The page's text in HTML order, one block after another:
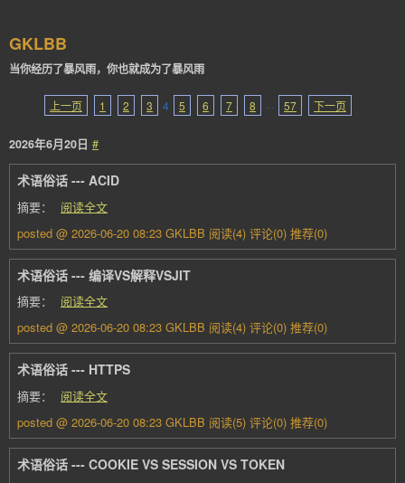
GKLBB
当你经历了暴风雨，你也就成为了暴风雨
上一页 1 2 3 4 5 6 7 8 ··· 57 下一页
2026年6月20日 #
术语俗话 --- ACID
摘要：
阅读全文
posted @ 2026-06-20 08:23 GKLBB 阅读(4) 评论(0) 推荐(0)
术语俗话 --- 编译VS解释VSJIT
摘要：
阅读全文
posted @ 2026-06-20 08:23 GKLBB 阅读(4) 评论(0) 推荐(0)
术语俗话 --- HTTPS
摘要：
阅读全文
posted @ 2026-06-20 08:23 GKLBB 阅读(5) 评论(0) 推荐(0)
术语俗话 --- COOKIE VS SESSION VS TOKEN